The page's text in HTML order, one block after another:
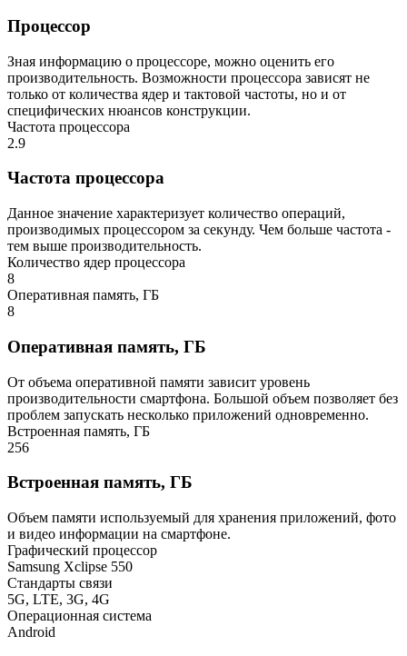
Процессор
Зная информацию о процессоре, можно оценить его
производительность. Возможности процессора зависят не
только от количества ядер и тактовой частоты, но и от
специфических нюансов конструкции.
Частота процессора
2.9
Частота процессора
Данное значение характеризует количество операций,
производимых процессором за секунду. Чем больше частота -
тем выше производительность.
Количество ядер процессора
8
Оперативная память, ГБ
8
Оперативная память, ГБ
От объема оперативной памяти зависит уровень
производительности смартфона. Большой объем позволяет без
проблем запускать несколько приложений одновременно.
Встроенная память, ГБ
256
Встроенная память, ГБ
Объем памяти используемый для хранения приложений, фото
и видео информации на смартфоне.
Графический процессор
Samsung Xclipse 550
Стандарты связи
5G, LTE, 3G, 4G
Операционная система
Android